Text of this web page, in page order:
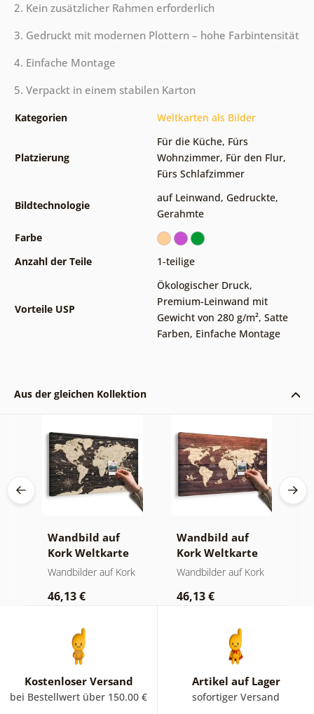
2. Kein zusätzlicher Rahmen erforderlich
3. Gedruckt mit modernen Plottern – hohe Farbintensität
4. Einfache Montage
5. Verpackt in einem stabilen Karton
Kategorien Weltkarten als Bilder
Platzierung
Für die Küche, Fürs
Wohnzimmer, Für den Flur,
Fürs Schlafzimmer
Bildtechnologie
auf Leinwand, Gedruckte,
Gerahmte
Farbe
Anzahl der Teile
1-teilige
Vorteile USP
Ökologischer Druck,
Premium-Leinwand mit
Gewicht von 280 g/m², Satte
Farben, Einfache Montage
Aus der gleichen Kollektion
Wandbild auf
Kork Weltkarte
auf hölzernem
Wandbilder auf Kork
46,13 €
Wandbild auf
Kork Weltkarte
auf Holz
Wandbilder auf Kork
46,13 €
Kostenloser Versand
bei Bestellwert über 150.00 €
Artikel auf Lager
sofortiger Versand